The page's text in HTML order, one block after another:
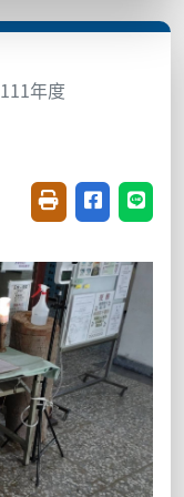
111年度
友善列印(開新視
分享至臉書
分享